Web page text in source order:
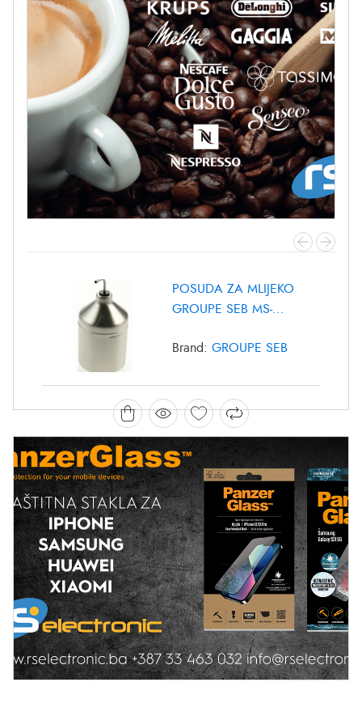
POSUDA ZA MLIJEKO
GROUPE SEB MS-
Brand:GROUPE SEB